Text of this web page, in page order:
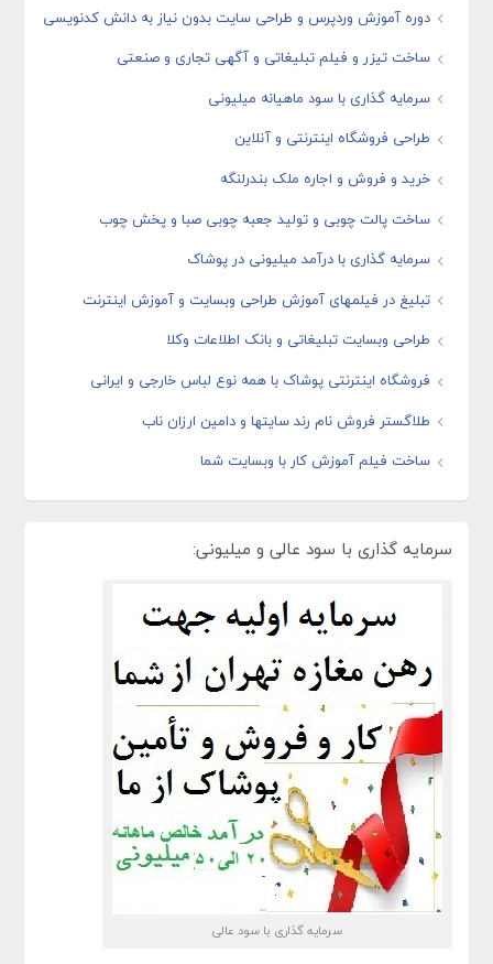
دوره آموزش وردپرس و طراحی سایت بدون نیاز به دانش کدنویسی
ساخت تیزر و فیلم تبلیغاتی و آگهی تجاری و صنعتی
سرمایه گذاری با سود ماهیانه میلیونی
طراحی فروشگاه اینترنتی و آنلاین
خرید و فروش و اجاره ملک بندرلنگه
ساخت پالت چوبی و تولید جعبه چوبی صبا و پخش چوب
سرمایه گذاری با درآمد میلیونی در پوشاک
تبلیغ در فیلمهای آموزش طراحی وبسایت و آموزش اینترنت
طراحی وبسایت تبلیغاتی و بانک اطلاعات وکلا
فروشگاه اینترنتی پوشاک با همه نوع لباس خارجی و ایرانی
طلاگستر فروش نام رند سایتها و دامین ارزان ناب
ساخت فیلم آموزش کار با وبسایت شما
سرمایه گذاری با سود عالی و میلیونی:
سرمایه گذاری با سود عالی